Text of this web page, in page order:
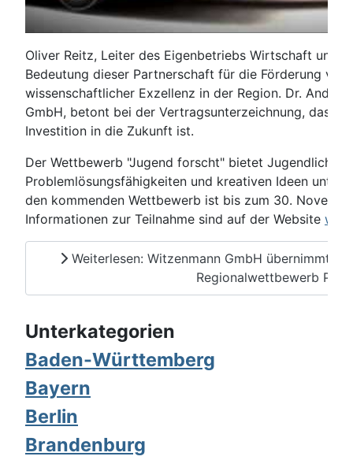
Oliver Reitz, Leiter des Eigenbetriebs Wirtschaft und
Bedeutung dieser Partnerschaft für die Förderung von
wissenschaftlicher Exzellenz in der Region. Dr.
GmbH, betont bei der Vertragsunterzeichnung, dass
Investition in die Zukunft ist.
Der Wettbewerb "Jugend forscht" bietet Jugendlichen
Problemlösungsfähigkeiten und kreativen Ideen unter
den kommenden Wettbewerb ist bis zum 30.
Informationen zur Teilnahme sind auf der Website
Weiterlesen: Witzenmann GmbH übernimmt
Regionalwettbewerb
Unterkategorien
Baden-Württemberg
Bayern
Berlin
Brandenburg